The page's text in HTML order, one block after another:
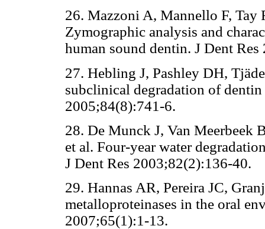
26. Mazzoni A, Mannello F, Tay
Zymographic analysis and
human sound dentin. J Dent
27. Hebling J, Pashley DH,
subclinical degradation of
2005;84(8):741-6.
28. De Munck J, Van Meerbeek
et al. Four-year water
J Dent Res 2003;82(2):136-40.
29. Hannas AR, Pereira JC,
metalloproteinases in the oral
2007;65(1):1-13.